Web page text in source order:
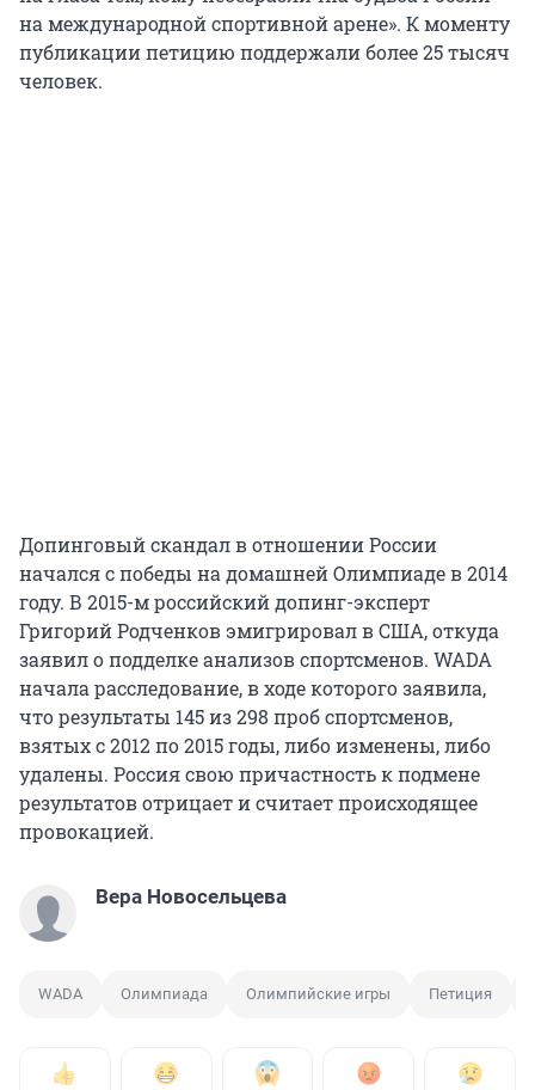
на международной спортивной арене». К моменту
публикации петицию поддержали более 25 тысяч
человек.
Допинговый скандал в отношении России
начался с победы на домашней Олимпиаде в 2014
году. В 2015-м российский допинг-эксперт
Григорий Родченков эмигрировал в США, откуда
заявил о подделке анализов спортсменов. WADA
начала расследование, в ходе которого заявила,
что результаты 145 из 298 проб спортсменов,
взятых с 2012 по 2015 годы, либо изменены, либо
удалены. Россия свою причастность к подмене
результатов отрицает и считает происходящее
провокацией.
Вера Новосельцева
WADA Олимпиада Олимпийские игры Петиция